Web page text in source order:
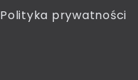
Polityka prywatności